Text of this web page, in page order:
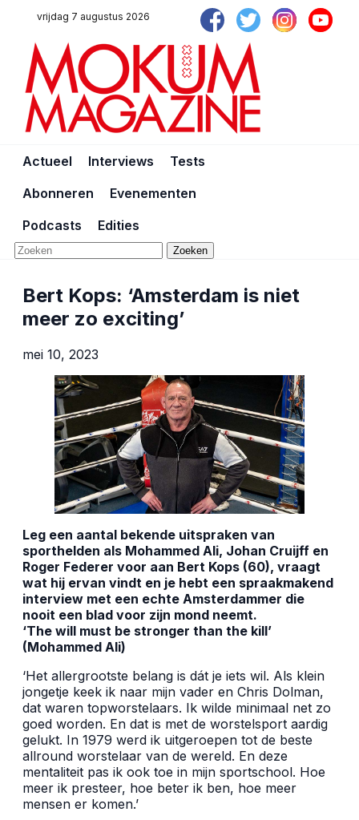
vrijdag 7 augustus 2026
Actueel Interviews
Tests
Abonneren
Evenementen
Podcasts
Edities
Zoeken
Bert Kops: ‘Amsterdam is niet
meer zo exciting’
mei 10, 2023
Leg een aantal bekende uitspraken van
sporthelden als Mohammed Ali, Johan Cruijff en
Roger Federer voor aan Bert Kops (60), vraagt
wat hij ervan vindt en je hebt een spraakmakend
interview met een echte Amsterdammer die
nooit een blad voor zijn mond neemt.
‘The will must be stronger than the kill’
(Mohammed Ali)
‘Het allergrootste belang is dát je iets wil. Als klein
jongetje keek ik naar mijn vader en Chris Dolman,
dat waren topworstelaars. Ik wilde minimaal net zo
goed worden. En dat is met de worstelsport aardig
gelukt. In 1979 werd ik uitgeroepen tot de beste
allround worstelaar van de wereld. En deze
mentaliteit pas ik ook toe in mijn sportschool. Hoe
meer ik presteer, hoe beter ik ben, hoe meer
mensen er komen.’